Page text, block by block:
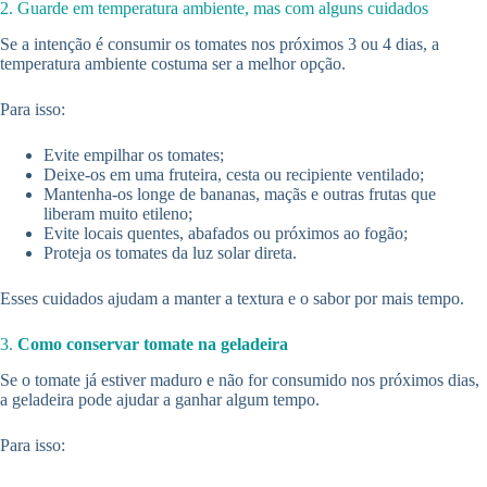
2. Guarde em temperatura ambiente, mas com alguns cuidados
Se a intenção é consumir os tomates nos próximos 3 ou 4 dias, a
temperatura ambiente costuma ser a melhor opção.
Para isso:
Evite empilhar os tomates;
Deixe-os em uma fruteira, cesta ou recipiente ventilado;
Mantenha-os longe de bananas, maçãs e outras frutas que
liberam muito etileno;
Evite locais quentes, abafados ou próximos ao fogão;
Proteja os tomates da luz solar direta.
Esses cuidados ajudam a manter a textura e o sabor por mais tempo.
3. Como conservar tomate na geladeira
Se o tomate já estiver maduro e não for consumido nos próximos dias,
a geladeira pode ajudar a ganhar algum tempo.
Para isso: